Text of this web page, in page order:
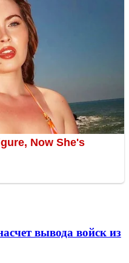
вывода войск из